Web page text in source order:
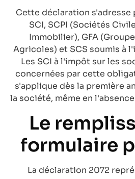
Cette déclaration s'adresse
SCI, SCPI (Sociétés
Immobilier), GFA
Agricoles) et SCS soumis à
Les SCI à l'impôt sur les
concernées par cette
s'applique dès la première
la société, même en
Le
formulaire
La déclaration 2072